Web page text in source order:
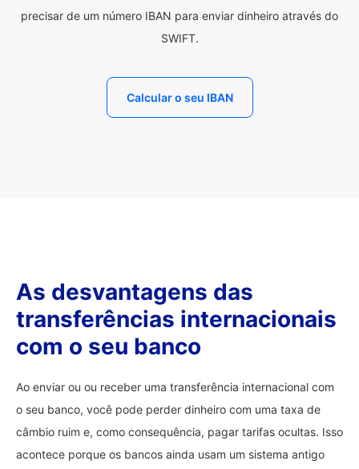
precisar de um número IBAN para enviar dinheiro através do
SWIFT.
Calcular o seu IBAN
As desvantagens das
transferências internacionais
com o seu banco
Ao enviar ou ou receber uma transferência internacional com
o seu banco, você pode perder dinheiro com uma taxa de
câmbio ruim e, como consequência, pagar tarifas ocultas. Isso
acontece porque os bancos ainda usam um sistema antigo